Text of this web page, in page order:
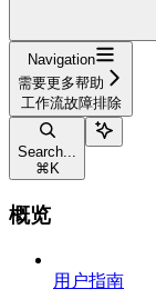
Navigation
需要更多帮助
工作流故障排除
Search...
⌘ K
概览
用户指南